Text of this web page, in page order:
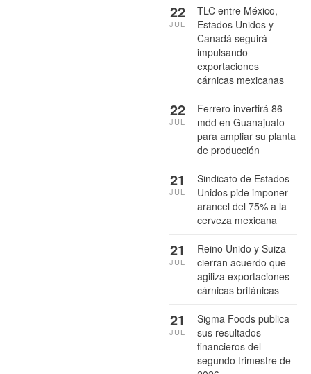
TLC entre México,
Estados Unidos y
Canadá seguirá
impulsando
exportaciones
cárnicas mexicanas
22
JUL
Ferrero invertirá 86
mdd en Guanajuato
para ampliar su planta
de producción
22
JUL
Sindicato de Estados
Unidos pide imponer
arancel del 75% a la
cerveza mexicana
21
JUL
Reino Unido y Suiza
cierran acuerdo que
agiliza exportaciones
cárnicas británicas
21
JUL
Sigma Foods publica
sus resultados
financieros del
segundo trimestre de
21
JUL